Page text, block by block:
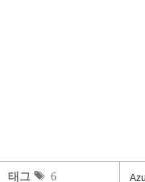
태그 6